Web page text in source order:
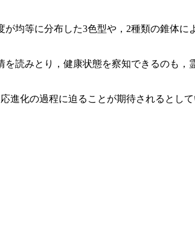
均等に分布した3色型や，2種類の錐体に
読みとり，健康状態を察知できるのも，
化の過程に迫ることが期待されるとして